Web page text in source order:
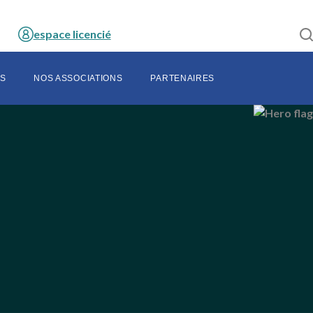
espace licencié
NOS ASSOCIATIONS PARTENAIRES